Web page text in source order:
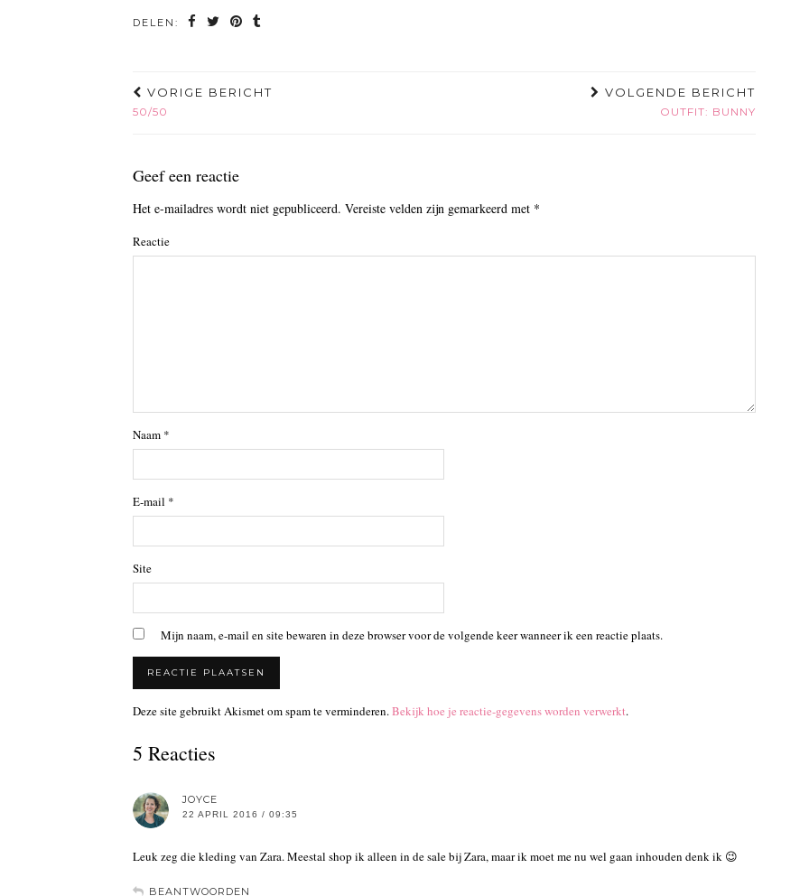
DELEN:
VORIGE BERICHT
50/50
VOLGENDE BERICHT
OUTFIT: BUNNY
Geef een reactie
Het e-mailadres wordt niet gepubliceerd. Vereiste velden zijn gemarkeerd met *
Reactie
Naam *
E-mail *
Site
Mijn naam, e-mail en site bewaren in deze browser voor de volgende keer wanneer ik een reactie plaats.
Deze site gebruikt Akismet om spam te verminderen.Bekijk hoe je reactie-gegevens worden verwerkt.
5 Reacties
JOYCE
22 APRIL 2016 / 09:35
Leuk zeg die kleding van Zara. Meestal shop ik alleen in de sale bij Zara, maar ik moet me nu wel gaan inhouden denk ik 😉
BEANTWOORDEN